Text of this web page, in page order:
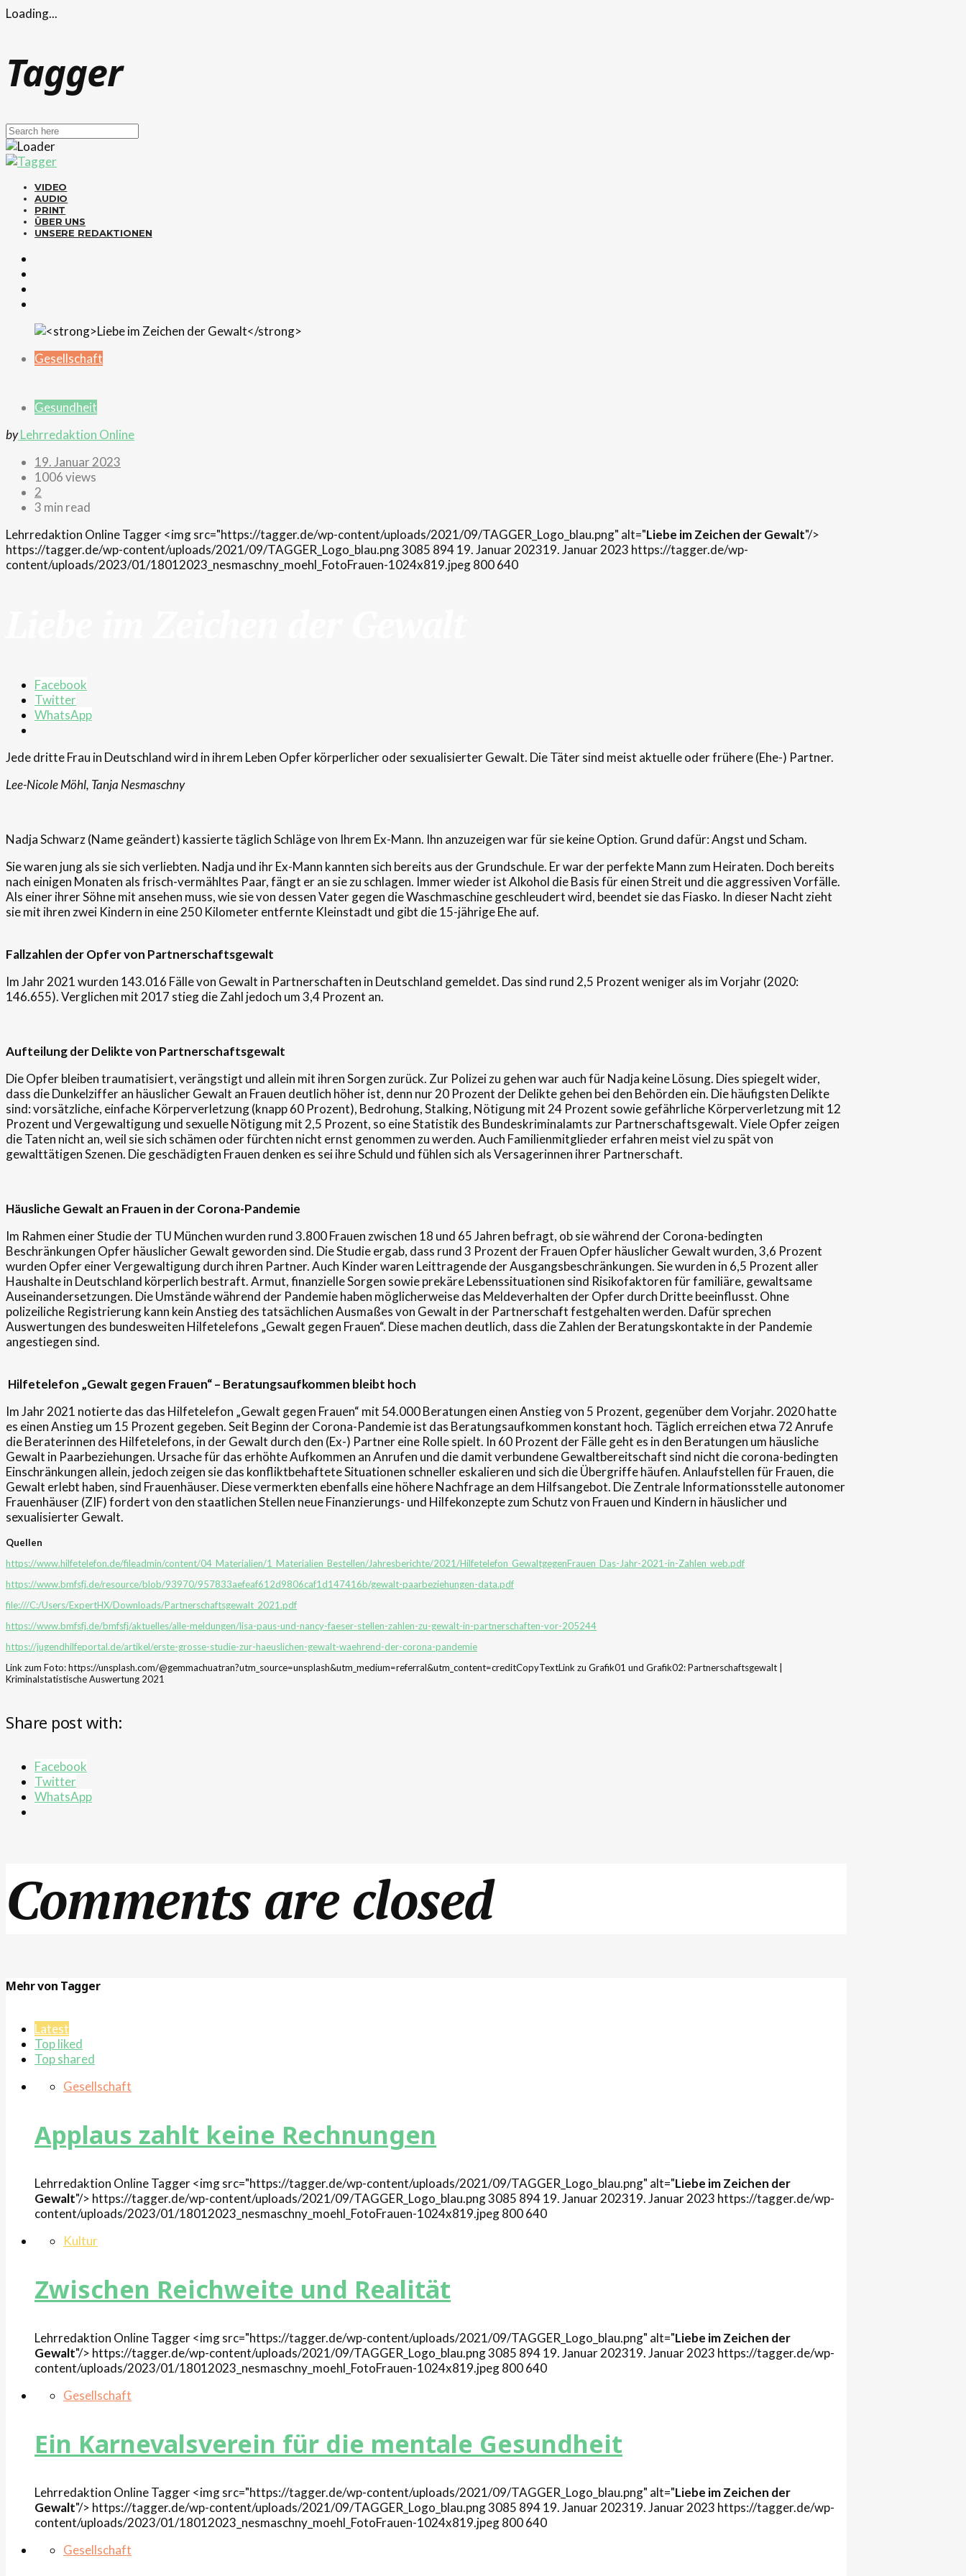
Loading...
Tagger
VIDEO
AUDIO
PRINT
ÜBER UNS
UNSERE REDAKTIONEN
Gesellschaft
Gesundheit
byLehrredaktion Online
19. Januar 2023
1006 views
2
3 min read
Lehrredaktion OnlineTagger<img src="https://tagger.de/wp-content/uploads/2021/09/TAGGER_Logo_blau.png" alt="Liebe im Zeichen der Gewalt"/>
https://tagger.de/wp-content/uploads/2021/09/TAGGER_Logo_blau.png3085 89419. Januar 202319. Januar 2023 https://tagger.de/wp-
content/uploads/2023/01/18012023_nesmaschny_moehl_FotoFrauen-1024x819.jpeg800640
Facebook
Twitter
WhatsApp
Jede dritte Frau in Deutschland wird in ihrem Leben Opfer körperlicher oder sexualisierter Gewalt. Die Täter sind meist aktuelle oder frühere (Ehe-) Partner.
Lee-Nicole Möhl, Tanja Nesmaschny
Nadja Schwarz (Name geändert) kassierte täglich Schläge von Ihrem Ex-Mann. Ihn anzuzeigen war für sie keine Option. Grund dafür: Angst und Scham.
Sie waren jung als sie sich verliebten. Nadja und ihr Ex-Mann kannten sich bereits aus der Grundschule. Er war der perfekte Mann zum Heiraten. Doch bereits
nach einigen Monaten als frisch-vermähltes Paar, fängt er an sie zu schlagen. Immer wieder ist Alkohol die Basis für einen Streit und die aggressiven Vorfälle.
Als einer ihrer Söhne mit ansehen muss, wie sie von dessen Vater gegen die Waschmaschine geschleudert wird, beendet sie das Fiasko. In dieser Nacht zieht
sie mit ihren zwei Kindern in eine 250 Kilometer entfernte Kleinstadt und gibt die 15-jährige Ehe auf.
Fallzahlen der Opfer von Partnerschaftsgewalt
Im Jahr 2021 wurden 143.016 Fälle von Gewalt in Partnerschaften in Deutschland gemeldet. Das sind rund 2,5 Prozent weniger als im Vorjahr (2020:
146.655). Verglichen mit 2017 stieg die Zahl jedoch um 3,4 Prozent an.
Aufteilung der Delikte von Partnerschaftsgewalt
Die Opfer bleiben traumatisiert, verängstigt und allein mit ihren Sorgen zurück. Zur Polizei zu gehen war auch für Nadja keine Lösung. Dies spiegelt wider,
dass die Dunkelziffer an häuslicher Gewalt an Frauen deutlich höher ist, denn nur 20 Prozent der Delikte gehen bei den Behörden ein. Die häufigsten Delikte
sind: vorsätzliche, einfache Körperverletzung (knapp 60 Prozent), Bedrohung, Stalking, Nötigung mit 24 Prozent sowie gefährliche Körperverletzung mit 12
Prozent und Vergewaltigung und sexuelle Nötigung mit 2,5 Prozent, so eine Statistik des Bundeskriminalamts zur Partnerschaftsgewalt. Viele Opfer zeigen
die Taten nicht an, weil sie sich schämen oder fürchten nicht ernst genommen zu werden. Auch Familienmitglieder erfahren meist viel zu spät von
gewalttätigen Szenen. Die geschädigten Frauen denken es sei ihre Schuld und fühlen sich als Versagerinnen ihrer Partnerschaft.
Häusliche Gewalt an Frauen in der Corona-Pandemie
Im Rahmen einer Studie der TU München wurden rund 3.800 Frauen zwischen 18 und 65 Jahren befragt, ob sie während der Corona-bedingten
Beschränkungen Opfer häuslicher Gewalt geworden sind. Die Studie ergab, dass rund 3 Prozent der Frauen Opfer häuslicher Gewalt wurden, 3,6 Prozent
wurden Opfer einer Vergewaltigung durch ihren Partner. Auch Kinder waren Leittragende der Ausgangsbeschränkungen. Sie wurden in 6,5 Prozent aller
Haushalte in Deutschland körperlich bestraft. Armut, finanzielle Sorgen sowie prekäre Lebenssituationen sind Risikofaktoren für familiäre, gewaltsame
Auseinandersetzungen. Die Umstände während der Pandemie haben möglicherweise das Meldeverhalten der Opfer durch Dritte beeinflusst. Ohne
polizeiliche Registrierung kann kein Anstieg des tatsächlichen Ausmaßes von Gewalt in der Partnerschaft festgehalten werden. Dafür sprechen
Auswertungen des bundesweiten Hilfetelefons „Gewalt gegen Frauen“. Diese machen deutlich, dass die Zahlen der Beratungskontakte in der Pandemie
angestiegen sind.
Hilfetelefon „Gewalt gegen Frauen“ – Beratungsaufkommen bleibt hoch
Im Jahr 2021 notierte das das Hilfetelefon „Gewalt gegen Frauen“ mit 54.000 Beratungen einen Anstieg von 5 Prozent, gegenüber dem Vorjahr. 2020 hatte
es einen Anstieg um 15 Prozent gegeben. Seit Beginn der Corona-Pandemie ist das Beratungsaufkommen konstant hoch. Täglich erreichen etwa 72 Anrufe
die Beraterinnen des Hilfetelefons, in der Gewalt durch den (Ex-) Partner eine Rolle spielt. In 60 Prozent der Fälle geht es in den Beratungen um häusliche
Gewalt in Paarbeziehungen. Ursache für das erhöhte Aufkommen an Anrufen und die damit verbundene Gewaltbereitschaft sind nicht die corona-bedingten
Einschränkungen allein, jedoch zeigen sie das konfliktbehaftete Situationen schneller eskalieren und sich die Übergriffe häufen. Anlaufstellen für Frauen, die
Gewalt erlebt haben, sind Frauenhäuser. Diese vermerkten ebenfalls eine höhere Nachfrage an dem Hilfsangebot. Die Zentrale Informationsstelle autonomer
Frauenhäuser (ZIF) fordert von den staatlichen Stellen neue Finanzierungs- und Hilfekonzepte zum Schutz von Frauen und Kindern in häuslicher und
sexualisierter Gewalt.
Quellen
https://www.hilfetelefon.de/fileadmin/content/04_Materialien/1_Materialien_Bestellen/Jahresberichte/2021/Hilfetelefon_GewaltgegenFrauen_Das-Jahr-2021-in-Zahlen_web.pdf
https://www.bmfsfj.de/resource/blob/93970/957833aefeaf612d9806caf1d147416b/gewalt-paarbeziehungen-data.pdf
file:///C:/Users/ExpertHX/Downloads/Partnerschaftsgewalt_2021.pdf
https://www.bmfsfj.de/bmfsfj/aktuelles/alle-meldungen/lisa-paus-und-nancy-faeser-stellen-zahlen-zu-gewalt-in-partnerschaften-vor-205244
https://jugendhilfeportal.de/artikel/erste-grosse-studie-zur-haeuslichen-gewalt-waehrend-der-corona-pandemie
Link zum Foto: https://unsplash.com/@gemmachuatran?utm_source=unsplash&utm_medium=referral&utm_content=creditCopyTextLink zu Grafik01 und Grafik02: Partnerschaftsgewalt |
Kriminalstatistische Auswertung 2021
Share post with:
Facebook
Twitter
WhatsApp
Comments are closed
Mehr von Tagger
Latest
Top liked
Top shared
Gesellschaft
Applaus zahlt keine Rechnungen
Lehrredaktion OnlineTagger<img src="https://tagger.de/wp-content/uploads/2021/09/TAGGER_Logo_blau.png" alt="Liebe im Zeichen der
Gewalt"/> https://tagger.de/wp-content/uploads/2021/09/TAGGER_Logo_blau.png3085 89419. Januar 202319. Januar 2023 https://tagger.de/wp-
content/uploads/2023/01/18012023_nesmaschny_moehl_FotoFrauen-1024x819.jpeg800640
Kultur
Zwischen Reichweite und Realität
Lehrredaktion OnlineTagger<img src="https://tagger.de/wp-content/uploads/2021/09/TAGGER_Logo_blau.png" alt="Liebe im Zeichen der
Gewalt"/> https://tagger.de/wp-content/uploads/2021/09/TAGGER_Logo_blau.png3085 89419. Januar 202319. Januar 2023 https://tagger.de/wp-
content/uploads/2023/01/18012023_nesmaschny_moehl_FotoFrauen-1024x819.jpeg800640
Gesellschaft
Ein Karnevalsverein für die mentale Gesundheit
Lehrredaktion OnlineTagger<img src="https://tagger.de/wp-content/uploads/2021/09/TAGGER_Logo_blau.png" alt="Liebe im Zeichen der
Gewalt"/> https://tagger.de/wp-content/uploads/2021/09/TAGGER_Logo_blau.png3085 89419. Januar 202319. Januar 2023 https://tagger.de/wp-
content/uploads/2023/01/18012023_nesmaschny_moehl_FotoFrauen-1024x819.jpeg800640
Gesellschaft